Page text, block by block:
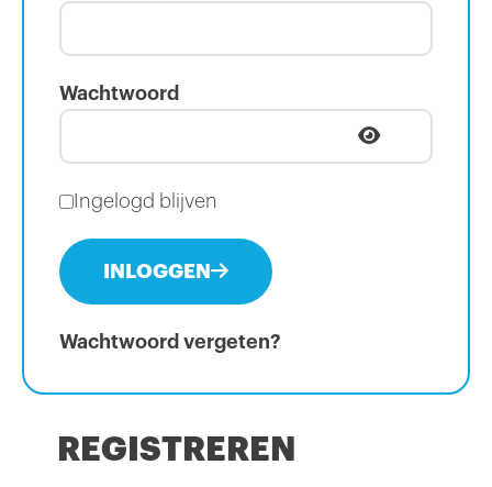
Wachtwoord
Ingelogd blijven
INLOGGEN
Wachtwoord vergeten?
REGISTREREN